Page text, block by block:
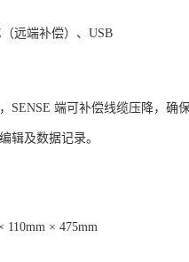
（远端补偿）、USB
SENSE 端可补偿线缆压降，确
辑及数据记录。
110mm × 475mm